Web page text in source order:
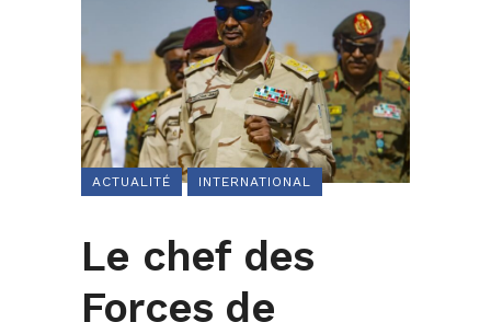
ACTUALITÉ INTERNATIONAL
Le chef des
Forces de